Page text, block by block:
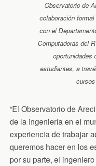
Observatorio de
colaboración
con el
Computadoras del
oportunidades
estudiantes, a
“El Observatorio de
de la ingeniería en el
experiencia de trabajar
queremos hacer en los
por su parte, el